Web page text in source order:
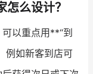
么设计？
以重点用**“到
例如新客到店可